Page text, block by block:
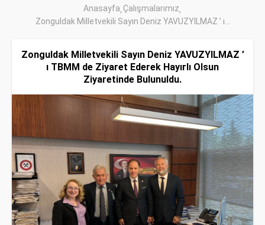
Anasayfa Çalışmalarımız
Zonguldak Milletvekili Sayın Deniz YAVUZYILMAZ ’ ı...
Zonguldak Milletvekili Sayın Deniz YAVUZYILMAZ ’
ı TBMM de Ziyaret Ederek Hayırlı Olsun
Ziyaretinde Bulunuldu.